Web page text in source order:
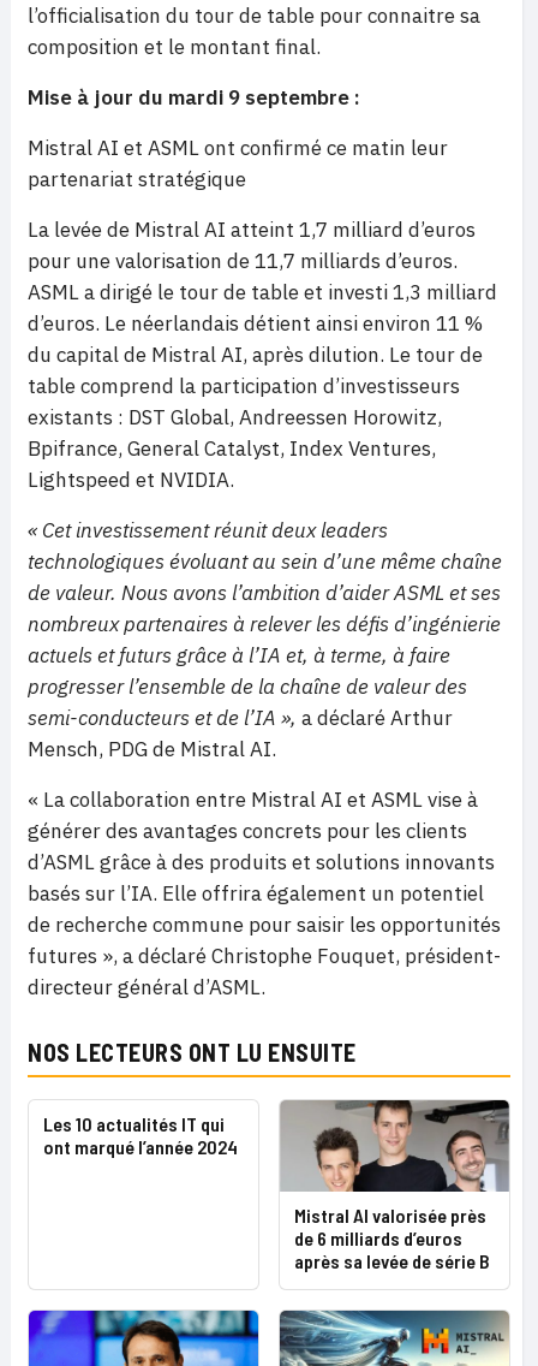
l’officialisation du tour de table pour connaitre sa
composition et le montant final.
Mise à jour du mardi 9 septembre :
Mistral AI et ASML ont confirmé ce matin leur
partenariat stratégique
La levée de Mistral AI atteint 1,7 milliard d’euros
pour une valorisation de 11,7 milliards d’euros.
ASML a dirigé le tour de table et investi 1,3 milliard
d’euros. Le néerlandais détient ainsi environ 11 %
du capital de Mistral AI, après dilution. Le tour de
table comprend la participation d’investisseurs
existants : DST Global, Andreessen Horowitz,
Bpifrance, General Catalyst, Index Ventures,
Lightspeed et NVIDIA.
« Cet investissement réunit deux leaders
technologiques évoluant au sein d’une même chaîne
de valeur. Nous avons l’ambition d’aider ASML et ses
nombreux partenaires à relever les défis d’ingénierie
actuels et futurs grâce à l’IA et, à terme, à faire
progresser l’ensemble de la chaîne de valeur des
semi-conducteurs et de l’IA », a déclaré Arthur
Mensch, PDG de Mistral AI.
« La collaboration entre Mistral AI et ASML vise à
générer des avantages concrets pour les clients
d’ASML grâce à des produits et solutions innovants
basés sur l’IA. Elle offrira également un potentiel
de recherche commune pour saisir les opportunités
futures », a déclaré Christophe Fouquet, président-
directeur général d’ASML.
NOS LECTEURS ONT LU ENSUITE
Les 10 actualités IT qui
ont marqué l’année 2024
Mistral AI valorisée près
de 6 milliards d’euros
après sa levée de série B